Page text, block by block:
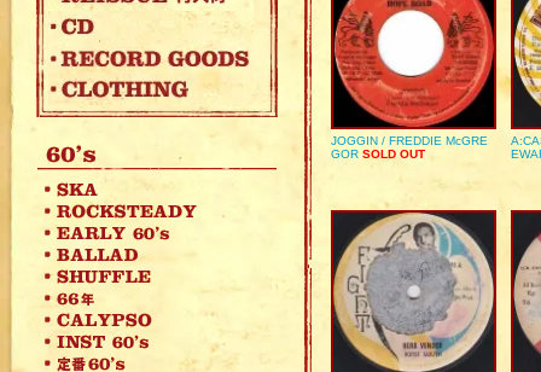
JOGGIN / FREDDIE McGRE
GOR SOLD OUT